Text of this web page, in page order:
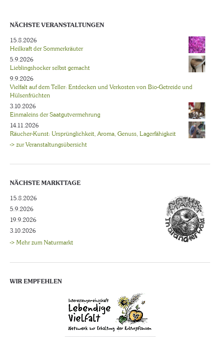
NÄCHSTE VERANSTALTUNGEN
15.8.2026
Heilkraft der Sommerkräuter
5.9.2026
Lieblingshocker selbst gemacht
9.9.2026
Vielfalt auf dem Teller: Entdecken und Verkosten von Bio-Getreide und
Hülsenfrüchten
3.10.2026
Einmaleins der Saatgutvermehrung
14.11.2026
Räucher-Kunst: Ursprünglichkeit, Aroma, Genuss, Lagerfähigkeit
-> zur Veranstaltungsübersicht
NÄCHSTE MARKTTAGE
15.8.2026
5.9.2026
19.9.2026
3.10.2026
-> Mehr zum Naturmarkt
WIR EMPFEHLEN